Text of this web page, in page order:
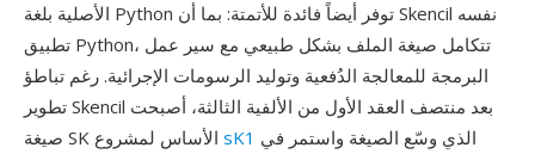
الأصلية بلغة Python توفر أيضاً فائدة للأتمتة: بما أن Skencil نفسه
تطبيق Python، تتكامل صيغة الملف بشكل طبيعي مع سير عمل
البرمجة للمعالجة الدُفعية وتوليد الرسومات الإجرائية. رغم تباطؤ
تطوير Skencil بعد منتصف العقد الأول من الألفية الثالثة، أصبحت
sK1